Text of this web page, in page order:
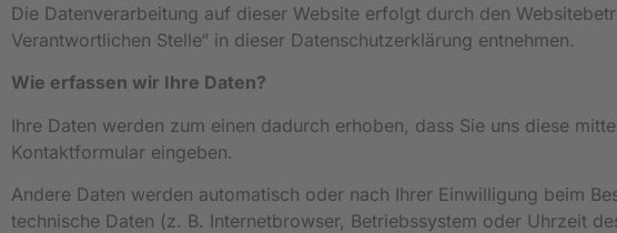
Die Datenverarbeitung auf dieser Website erfolgt durch den
Verantwortlichen Stelle“ in dieser Datenschutzerklärung entnehmen.
Wie erfassen wir Ihre Daten?
Ihre Daten werden zum einen dadurch erhoben, dass Sie uns diese
Kontaktformular eingeben.
Andere Daten werden automatisch oder nach Ihrer Einwilligung beim
technische Daten (z. B. Internetbrowser, Betriebssystem oder Uhrzeit